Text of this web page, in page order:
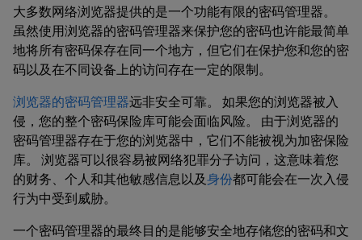
大多数网络浏览器提供的是一个功能有限的密码管理器。
虽然使用浏览器的密码管理器来保护您的密码也许能最简单
地将所有密码保存在同一个地方，但它们在保护您和您的密
码以及在不同设备上的访问存在一定的限制。
浏览器的密码管理器远非安全可靠。 如果您的浏览器被入
侵，您的整个密码保险库可能会面临风险。 由于浏览器的
密码管理器存在于您的浏览器中，它们不能被视为加密保险
库。 浏览器可以很容易被网络犯罪分子访问，这意味着您
的财务、个人和其他敏感信息以及身份都可能会在一次入侵
行为中受到威胁。
一个密码管理器的最终目的是能够安全地存储您的密码和文